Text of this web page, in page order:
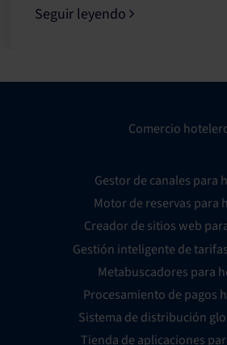
Seguir leyendo
Comercio
Gestor de canales para
Motor de reservas para
Creador de sitios web
Gestión inteligente de
Metabuscadores para
Procesamiento de pagos
Sistema de distribución
Tienda de aplicaciones